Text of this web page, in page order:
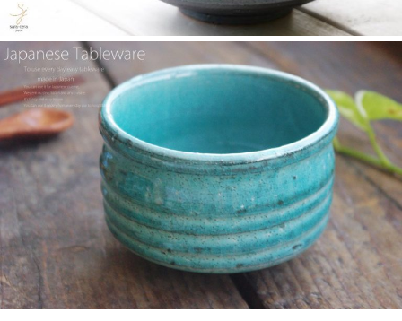
チ！『名鉄小牧線ぶらり旅～味岡駅編～』で 白いごはん器のお
店 らいすぼーる 小牧店が紹介されました。
2025/2/5
らいすぼ～るのYouTube公式チャンネルがスタートしました！ぜ
ひご覧ください。チャンネル登録お願いします♪
2025/2/5
≪テレビで紹介されました≫ 2024年1月21日 大垣ケーブルテレ
ビ『里見まさとのご町内探訪 おちょぼさんの参道をぶらぶら歩
くふれあい散歩』で 白いごはん器のお店 らいすぼーる 千代保稲
荷神社店が紹介されました。